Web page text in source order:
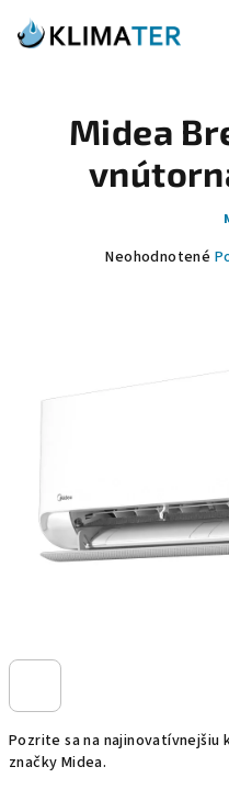
obsah
Pozrite sa na
značky Midea.
Midea
Priemerné
Neohodnotené